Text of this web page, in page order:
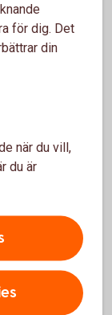
du
för dig. Det
din
när du vill,
du är